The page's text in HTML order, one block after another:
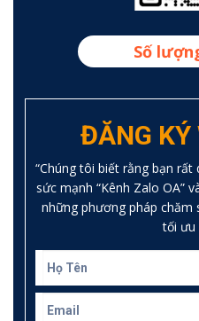
Số
“Chúng tôi biết rằng bạn
sức mạnh “Kênh Zalo OA”
những phương pháp chăm
tối ưu
ĐĂNG KÝ